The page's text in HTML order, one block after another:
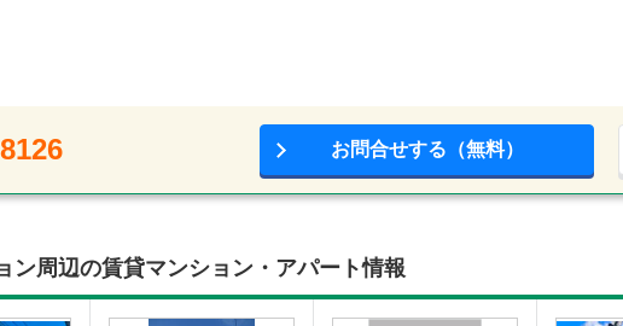
お問合せする（無料）
ン周辺の賃貸マンション・アパート情報